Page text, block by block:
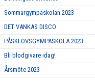
Sommargympaskolan 2023
DET VANKAS DISCO
PÅSKLOVSGYMPASKOLA 2023
Bli blodgivare idag!
Årsmöte 2023